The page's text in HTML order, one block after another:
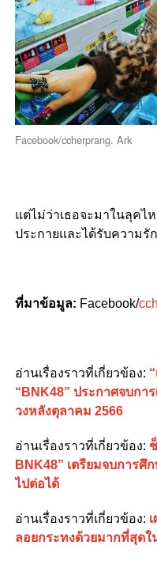
Facebook/ccherprang. Ark
แต่ไม่ว่าเธอจะมาในลุคไ
ประกายและได้รับความรั
ที่มาข้อมูล: Facebook/
อ่านเรื่องราวที่เกี่ยวข้อง:
“BNK48” ประกาศจบกา
วงหลังตุลาคม 2566
อ่านเรื่องราวที่เกี่ยวข้อง:
BNK48” เตรียมจบการศึ
ไปต่อได้
อ่านเรื่องราวที่เกี่ยวข้อง:
ลอยกระทงด้วยมากที่สุดใ